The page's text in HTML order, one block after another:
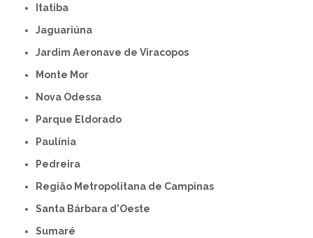
Itatiba
Jaguariúna
Jardim Aeronave de Viracopos
Monte Mor
Nova Odessa
Parque Eldorado
Paulínia
Pedreira
Região Metropolitana de Campinas
Santa Bárbara d'Oeste
Sumaré